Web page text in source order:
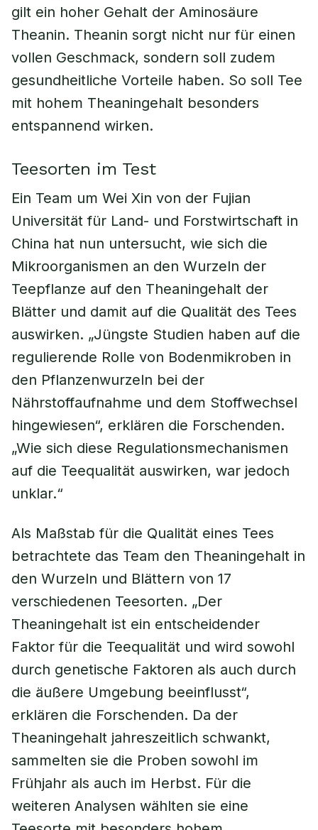
gilt ein hoher Gehalt der Aminosäure
Theanin. Theanin sorgt nicht nur für einen
vollen Geschmack, sondern soll zudem
gesundheitliche Vorteile haben. So soll Tee
mit hohem Theaningehalt besonders
entspannend wirken.
Teesorten im Test
Ein Team um Wei Xin von der Fujian
Universität für Land- und Forstwirtschaft in
China hat nun untersucht, wie sich die
Mikroorganismen an den Wurzeln der
Teepflanze auf den Theaningehalt der
Blätter und damit auf die Qualität des Tees
auswirken. „Jüngste Studien haben auf die
regulierende Rolle von Bodenmikroben in
den Pflanzenwurzeln bei der
Nährstoffaufnahme und dem Stoffwechsel
hingewiesen“, erklären die Forschenden.
„Wie sich diese Regulationsmechanismen
auf die Teequalität auswirken, war jedoch
unklar.“
Als Maßstab für die Qualität eines Tees
betrachtete das Team den Theaningehalt in
den Wurzeln und Blättern von 17
verschiedenen Teesorten. „Der
Theaningehalt ist ein entscheidender
Faktor für die Teequalität und wird sowohl
durch genetische Faktoren als auch durch
die äußere Umgebung beeinflusst“,
erklären die Forschenden. Da der
Theaningehalt jahreszeitlich schwankt,
sammelten sie die Proben sowohl im
Frühjahr als auch im Herbst. Für die
weiteren Analysen wählten sie eine